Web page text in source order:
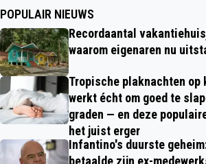
POPULAIR NIEUWS
Recordaantal
waarom eigenaren nu
Tropische plaknachten op
werkt écht om goed te
graden — en deze
het juist erger
Infantino's duurste geheim: